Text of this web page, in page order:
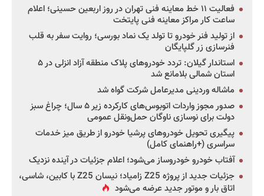
فعالیت ۱۱ خط معاینه فنی تهران در روز اربعین حسینی؛ اعلام
ساعت کار مراکز معاینه فنی پایتخت
از تولید فنر خودرو تا تولد یک نماد بورسی؛ روایت سفر به قلب
فنرسازی زر گلپایگان
استاندار گیلان: تردد خودروهای پلاک منطقه آزاد انزلی در ۵
استان شمالی بلامانع شد
ماشاله وردینی مدیرعامل شرکت گواه شد
صدور مجوز واردات اتوبوس‌های کارکرده زیر ۵ سال؛ چراغ سبز
دولت برای نوسازی ناوگان حمل‌ونقل عمومی
پیگیری تحویل خودروهای پرشیا خودرو از طریق میز خدمات
سراسری (+راهنمای کامل)
آفتاب خودرو خودروساز می‌شود؛ اعلام جزئیات در آینده نزدیک
جزئیات جدید از پروژه Z25 زامیاد؛ نیسان Z25 با کابین، شاسی،
اتاق بار و موتور جدید عرضه می‌شود